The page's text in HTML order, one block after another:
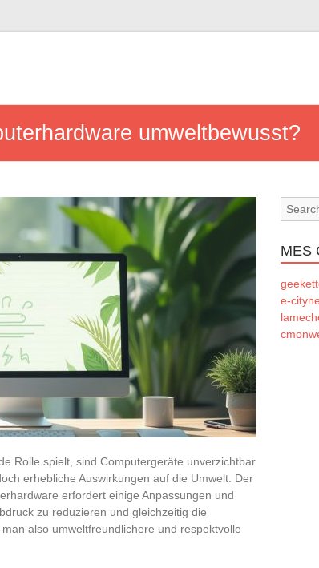
umweltbewusst?
Rolle spielt, sind Computergeräte unverzichtbar
erhebliche Auswirkungen auf die Umwelt. Der
erfordert einige Anpassungen und
zu reduzieren und gleichzeitig die
also umweltfreundlichere und respektvolle
MES
e-